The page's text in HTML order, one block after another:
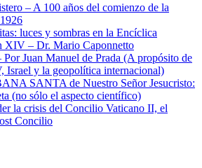
– A 100 años del comienzo de la
luces y sombras en la Encíclica
XIV – Dr. Mario Caponnetto
Por Juan Manuel de Prada (A propósito de
Israel y la geopolítica internacional)
SANTA de Nuestro Señor Jesucristo:
(no sólo el aspecto científico)
la crisis del Concilio Vaticano II, el
Concilio